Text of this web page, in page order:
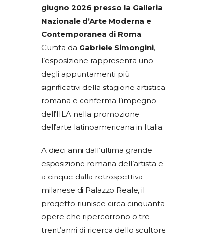
giugno 2026 presso la Galleria
Nazionale d’Arte Moderna e
Contemporanea di Roma.
Curata da Gabriele Simongini,
l’esposizione rappresenta uno
degli appuntamenti più
significativi della stagione artistica
romana e conferma l’impegno
dell’IILA nella promozione
dell’arte latinoamericana in Italia.
A dieci anni dall’ultima grande
esposizione romana dell’artista e
a cinque dalla retrospettiva
milanese di Palazzo Reale, il
progetto riunisce circa cinquanta
opere che ripercorrono oltre
trent’anni di ricerca dello scultore